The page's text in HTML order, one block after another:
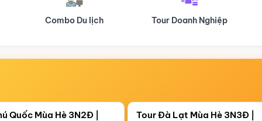
Tour Doanh Nghiệp Du lịch Hành Hương
12:48:23
Quốc Mùa Hè 3N2Đ |
Còn05 ngày 12:48:23
Tour Đà Lạt Mùa Hè 3N3Đ |